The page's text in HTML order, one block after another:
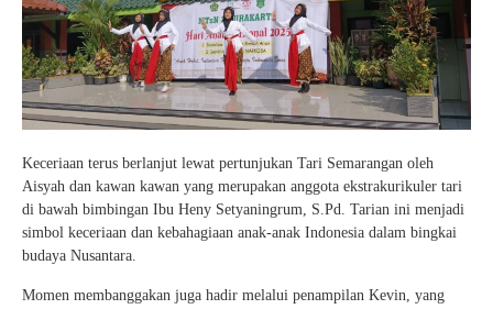
Keceriaan terus berlanjut lewat pertunjukan Tari Semarangan oleh
Aisyah dan kawan kawan yang merupakan anggota ekstrakurikuler tari
di bawah bimbingan Ibu Heny Setyaningrum, S.Pd. Tarian ini menjadi
simbol keceriaan dan kebahagiaan anak-anak Indonesia dalam bingkai
budaya Nusantara.
Momen membanggakan juga hadir melalui penampilan Kevin, yang